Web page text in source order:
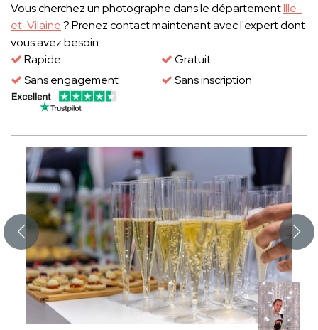
Vous cherchez un photographe dans le départementIlle-
et-Vilaine? Prenez contact maintenant avec l'expert dont
vous avez besoin.
Rapide
Gratuit
Sans engagement
Sans inscription